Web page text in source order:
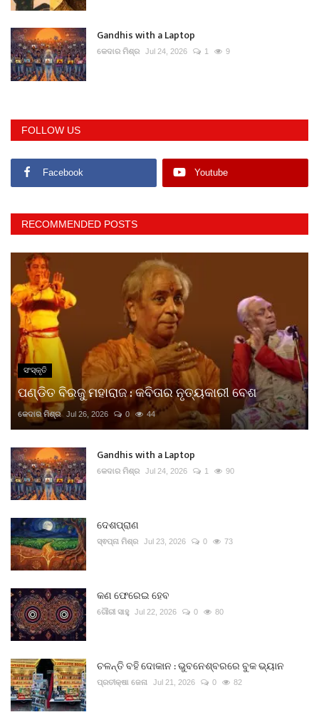
Gandhis with a Laptop
କେଦାର ମିଶ୍ର Jul 24, 2026 1 9
FOLLOW US
Facebook Youtube
RECOMMENDED POSTS
ସଂସ୍କୃତି
ପଣ୍ଡିତ ବିରଜୁ ମହାରାଜ : କବିତାର ନୃତ୍ୟକାରୀ ବେଶ
କେଦାର ମିଶ୍ର Jul 26, 2026 0 44
Gandhis with a Laptop
କେଦାର ମିଶ୍ର Jul 24, 2026 1 90
ଦେଶପ୍ରାଣ
ସ୍ଵପ୍ନା ମିଶ୍ର Jul 23, 2026 0 73
କଣ ଫେରେଇ ହେବ
ଗୌରୀ ସାହୁ Jul 22, 2026 0 80
ଚଳନ୍ତି ବହି ଦୋକାନ : ଭୁବନେଶ୍ବରରେ ବୁକ ଭ୍ୟାନ
ପ୍ରତୀକ୍ଷା ଜେନା Jul 21, 2026 0 82